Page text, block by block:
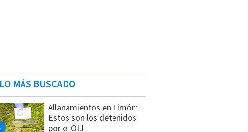
LO MÁS BUSCADO
Allanamientos en Limón:
Estos son los detenidos
por el OIJ